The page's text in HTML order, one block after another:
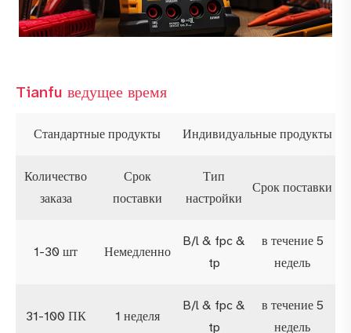
Tianfu ведущее время
Стандартные продукты Индивидуальные продукты
Количество
заказа
Срок
поставки
Тип
настройки
Срок поставки
1-30 шт Немедленно
B/l & fpc &
tp
в течение 5
недель
31-100 ПК 1 неделя
B/l & fpc &
tp
в течение 5
недель